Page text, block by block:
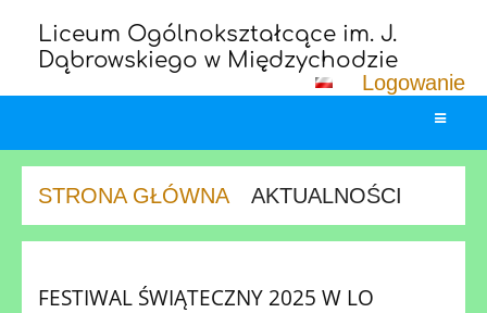
Liceum Ogólnokształcące im. J.
Dąbrowskiego w Międzychodzie
Logowanie
STRONA GŁÓWNA AKTUALNOŚCI
FESTIWAL ŚWIĄTECZNY 2025 W LO